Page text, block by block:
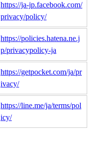
https://ja-jp.facebook.com/
privacy/policy/
https://policies.hatena.ne.j
p/privacypolicy-ja
https://getpocket.com/ja/pr
ivacy/
https://line.me/ja/terms/pol
icy/